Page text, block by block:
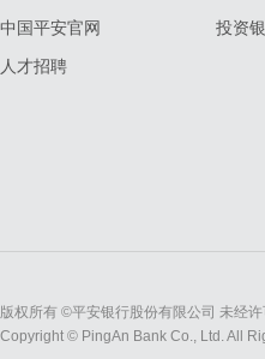
中国平安官网
人才招聘
投资
版权所有 ©平安银行股份有限公司 未经
Copyright © PingAn Bank Co., Ltd. All